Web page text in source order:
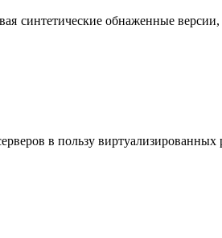
синтетические обнаженные
в пользу виртуализированных